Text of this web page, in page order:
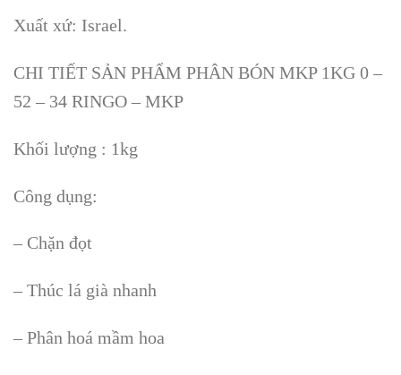
Xuất xứ: Israel.
CHI TIẾT SẢN PHẨM PHÂN BÓN MKP 1KG 0 –
52 – 34 RINGO – MKP
Khối lượng : 1kg
Công dụng:
– Chặn đọt
– Thúc lá già nhanh
– Phân hoá mầm hoa